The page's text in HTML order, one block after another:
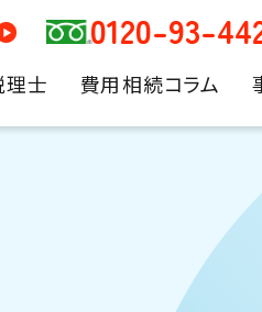
0120-93-
理士 費用相続コラム